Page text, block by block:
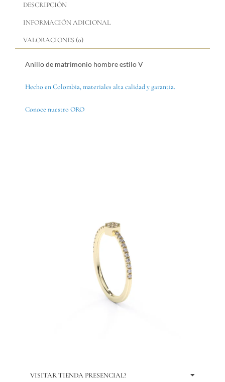
DESCRIPCIÓN
INFORMACIÓN ADICIONAL
VALORACIONES (0)
Anillo de matrimonio hombre estilo V
Hecho en Colombia, materiales alta calidad y garantía.
Conoce nuestro ORO
VISITAR TIENDA PRESENCIAL?